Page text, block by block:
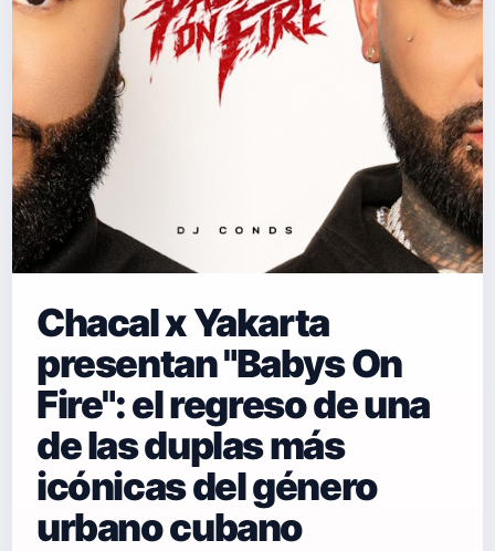
Chacal x Yakarta
presentan "Babys On
Fire": el regreso de una
de las duplas más
icónicas del género
urbano cubano